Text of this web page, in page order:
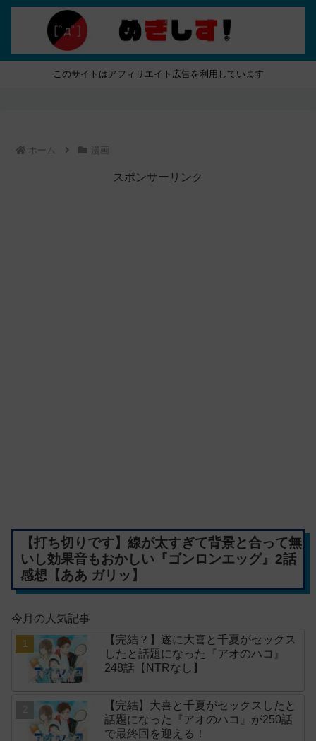
このサイトはアフィリエイト広告を利用しています
ホーム 漫画
スポンサーリンク
【打ち切りです】線が太すぎて背景と合って無
いし効果音もおかしい『ゴンロンエッグ』2話
感想【ああ ガリッ】
今月の人気記事
【完結？】遂に大喜と千夏がセックス
したと話題になった『アオのハコ』
248話【NTRなし】
【完結】大喜と千夏がセックスしたと
話題になった『アオのハコ』が250話
で最終回を迎える！